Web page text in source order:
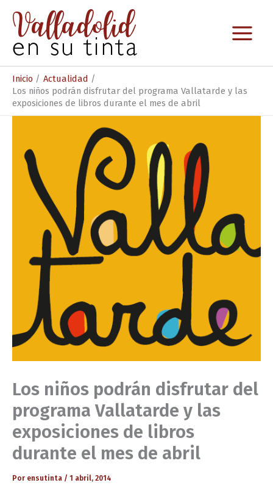
contenido
Inicio
Actualidad
Los niños podrán disfrutar del programa Vallatarde y las
exposiciones de libros durante el mes de abril
Los niños podrán disfrutar del
programa Vallatarde y las
exposiciones de libros
durante el mes de abril
Por ensutinta / 1 abril, 2014